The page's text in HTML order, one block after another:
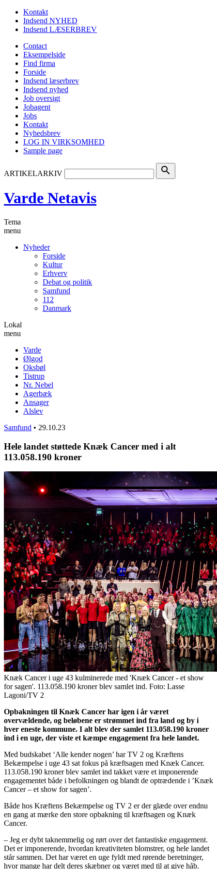
Kontakt
Indsend NYHED
Indsend LÆSERBREV
Contact
Eksempelside
Find firma
Forside
Indsend læserbrev
Indsend nyhed
Job oversigt
Jobagent
Jobs
Kontakt
Nyhedsbrev
LOG IN VIRKSOMHED
Sample page
ARTIKELARKIV search
Varde Netavis
Tema
menu
Nyheder
Forside
Kultur
Erhverv
Debat og politik
Samfund
112
Danmark
Lokal
menu
Varde
Ølgod
Oksbøl
Tistrup
Nr. Nebel
Agerbæk
Ansager
Alslev
Samfund • 29.10.23
Hele landet støttede Knæk Cancer med i alt
113.058.190 kroner
Knæk Cancer i uge 43 kulminerede med 'Knæk Cancer - et show
for sagen'. 113.058.190 kroner blev samlet ind. Foto: Lasse
Lagoni/TV 2
Opbakningen til Knæk Cancer har igen i år været
overvældende, og beløbene er strømmet ind fra land og by i
hver eneste kommune. I alt blev der samlet 113.058.190 kroner
ind i en uge, der viste et kæmpe engagement fra hele landet.
Med budskabet ‘Alle kender nogen’ har TV 2 og Kræftens
Bekæmpelse i uge 43 sat fokus på kræftsagen med Knæk Cancer.
113.058.190 kroner blev samlet ind takket være et imponerende
engagementet både i befolkningen og blandt de optrædende i ’Knæk
Cancer – et show for sagen’.
Både hos Kræftens Bekæmpelse og TV 2 er der glæde over endnu
en gang at mærke den store opbakning til kræftsagen og Knæk
Cancer.
– Jeg er dybt taknemmelig og rørt over det fantastiske engagement.
Det er imponerende, hvordan kreativiteten blomstrer, og hele landet
står sammen. Det har været en uge fyldt med rørende beretninger,
hvor mange har delt deres skæbner og været med til at give håb.